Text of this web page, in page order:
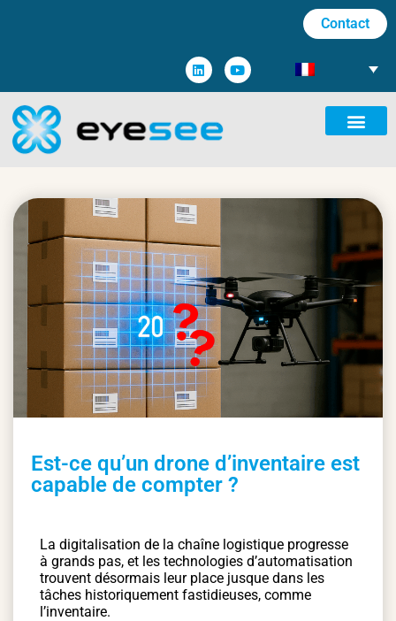
Contact
Est-ce qu’un drone d’inventaire est
capable de compter ?
La digitalisation de la chaîne logistique progresse
à grands pas, et les technologies d’automatisation
trouvent désormais leur place jusque dans les
tâches historiquement fastidieuses, comme
l’inventaire.